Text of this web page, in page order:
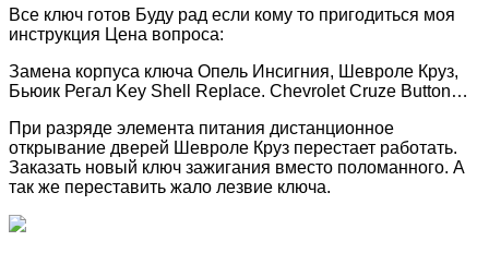
Все ключ готов Буду рад если кому то пригодиться моя
инструкция Цена вопроса:
Замена корпуса ключа Опель Инсигния, Шевроле Круз,
Бьюик Регал Key Shell Replace. Chevrolet Cruze Button…
При разряде элемента питания дистанционное
открывание дверей Шевроле Круз перестает работать.
Заказать новый ключ зажигания вместо поломанного. А
так же переставить жало лезвие ключа.